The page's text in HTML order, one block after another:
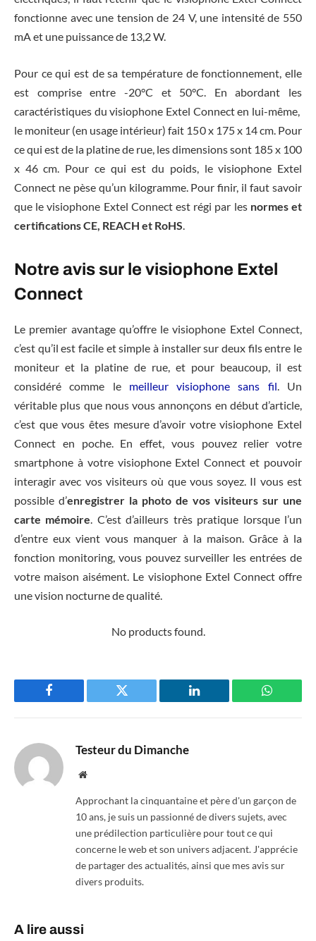
fonctionne avec une tension de 24 V, une intensité de 550
mA et une puissance de 13,2 W.
Pour ce qui est de sa température de fonctionnement, elle
est comprise entre -20°C et 50°C. En abordant les
caractéristiques du visiophone Extel Connect en lui-même,
le moniteur (en usage intérieur) fait 150 x 175 x 14 cm. Pour
ce qui est de la platine de rue, les dimensions sont 185 x 100
x 46 cm. Pour ce qui est du poids, le visiophone Extel
Connect ne pèse qu’un kilogramme. Pour finir, il faut savoir
que le visiophone Extel Connect est régi par les normes et
certifications CE, REACH et RoHS
Notre avis sur le visiophone Extel
Connect
Le premier avantage qu’offre le visiophone Extel Connect,
c’est qu’il est facile et simple à installer sur deux fils entre le
moniteur et la platine de rue, et pour beaucoup, il est
considéré comme le meilleur visiophone sans fil . Un
véritable plus que nous vous annonçons en début d’article,
c’est que vous êtes mesure d’avoir votre visiophone Extel
Connect en poche. En effet, vous pouvez relier votre
smartphone à votre visiophone Extel Connect et pouvoir
interagir avec vos visiteurs où que vous soyez. Il vous est
possible d’enregistrer la photo de vos visiteurs sur une
carte mémoire . C’est d’ailleurs très pratique lorsque l’un
d’entre eux vient vous manquer à la maison. Grâce à la
fonction monitoring, vous pouvez surveiller les entrées de
votre maison aisément. Le visiophone Extel Connect offre
une vision nocturne de qualité.
No products found.
Facebook Twitter LinkedIn
Testeur du Dimanche
Website
Approchant la cinquantaine et père d'un garçon de
10 ans, je suis un passionné de divers sujets, avec
une prédilection particulière pour tout ce qui
concerne le web et son univers adjacent. J'apprécie
de partager des actualités, ainsi que mes avis sur
divers produits.
A lire aussi